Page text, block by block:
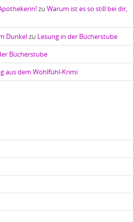
zu Warum ist es so still bei dir,
Dunkelzu Lesung in der Bücherstube
Bücherstube
aus dem Wohlfühl-Krimi